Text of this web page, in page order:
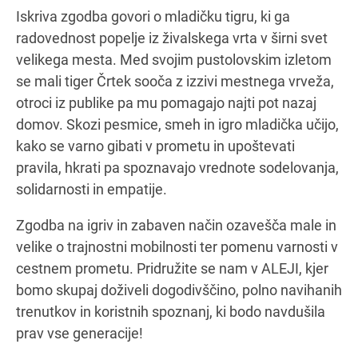
Iskriva zgodba govori o mladičku tigru, ki ga
radovednost popelje iz živalskega vrta v širni svet
velikega mesta. Med svojim pustolovskim izletom
se mali tiger Črtek sooča z izzivi mestnega vrveža,
otroci iz publike pa mu pomagajo najti pot nazaj
domov. Skozi pesmice, smeh in igro mladička učijo,
kako se varno gibati v prometu in upoštevati
pravila, hkrati pa spoznavajo vrednote sodelovanja,
solidarnosti in empatije.
Zgodba na igriv in zabaven način ozavešča male in
velike o trajnostni mobilnosti ter pomenu varnosti v
cestnem prometu. Pridružite se nam v ALEJI, kjer
bomo skupaj doživeli dogodivščino, polno navihanih
trenutkov in koristnih spoznanj, ki bodo navdušila
prav vse generacije!